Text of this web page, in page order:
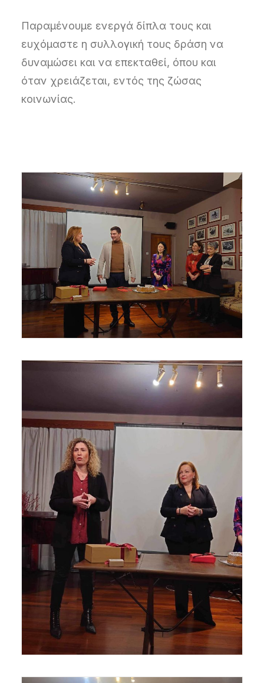
Παραμένουμε ενεργά δίπλα τους και
ευχόμαστε η συλλογική τους δράση να
δυναμώσει και να επεκταθεί, όπου και
όταν χρειάζεται, εντός της ζώσας
κοινωνίας.